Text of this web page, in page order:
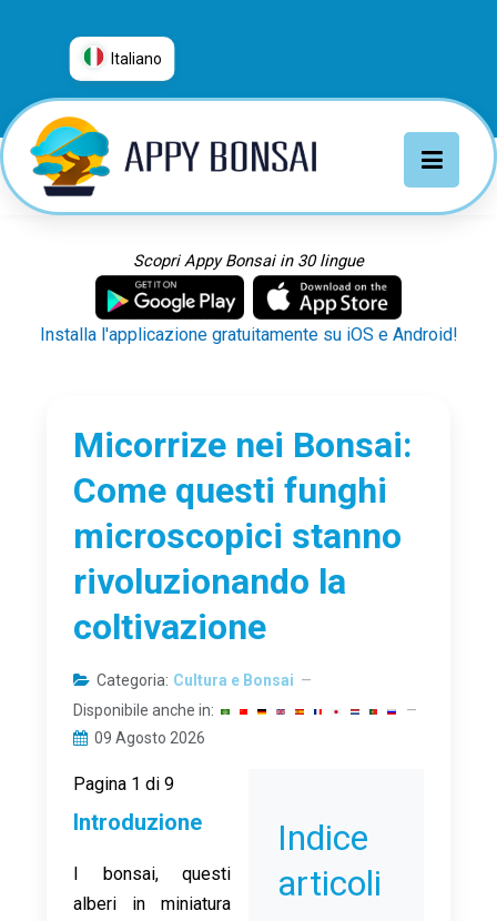
Italiano
العربية
普通话
Deutsch
Français
Italiano
日本語
Русский
Scopri Appy Bonsai in 30 lingue
Installa l'applicazione gratuitamente su iOS e Android!
Micorrize nei Bonsai:
Come questi funghi
microscopici stanno
rivoluzionando la
coltivazione
Categoria: Cultura e Bonsai
Disponibile anche in:
09 Agosto 2026
Indice
articoli
Pagina 1 di 9
Introduzione
I bonsai, questi
alberi in miniatura